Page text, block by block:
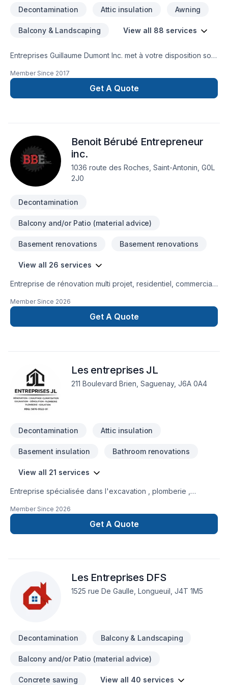
Decontamination Attic insulation Awning
Balcony & Landscaping View all 88 services
Entreprises Guillaume Dumont Inc. met à votre disposition son
sinistre, Armoires, Balcon, Balcon de bois, Béton,
Calfeutrage, Carrelage, Charpentier, Clôture, Coffrage,
Commercial, Construction, Crépis, Cuisine, Décontamination,
Isolation entre-toît, Isolation mur, Isolation sous-sol, Levage
de maison, Maçonnerie, Margelle, Meubles, Patio, Peinture,
Plancher, Porte de garage, Portes et fenêtres, Puit de
lumière, Rénovation générale, Revêtement extérieur, Salle de
bain, Solarium, Soudeur, Sous-sol, Tapis, Tirage de joint,
Member Since 2017
Get A Quote
Benoit Bérubé Entrepreneur
inc.
1036 route des Roches, Saint-Antonin, G0L
2J0
Decontamination
Balcony and/or Patio (material advice)
Basement renovations Basement renovations
View all 26 services
Entreprise de rénovation multi projet, residentiel, commercial.
dynamique.
Member Since 2026
Get A Quote
Les entreprises JL
211 Boulevard Brien, Saguenay, J6A 0A4
Decontamination Attic insulation
Basement insulation Bathroom renovations
View all 21 services
Entreprise spécialisée dans l'excavation , plomberie ,
après-sinistre
Member Since 2026
Get A Quote
Les Entreprises DFS
1525 rue De Gaulle, Longueuil, J4T 1M5
Decontamination Balcony & Landscaping
Balcony and/or Patio (material advice)
Concrete sawing View all 40 services